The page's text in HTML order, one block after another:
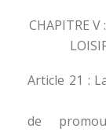
CHAPITRE V
Article 21 :
– de